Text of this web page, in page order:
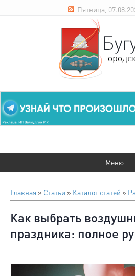
Пятница,
Главная » Статьи » Каталог статей »
Как выбрать
праздника: полное